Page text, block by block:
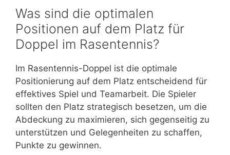
Was sind die optimalen
Positionen auf dem Platz für
Doppel im Rasentennis?
Im Rasentennis-Doppel ist die optimale
Positionierung auf dem Platz entscheidend für
effektives Spiel und Teamarbeit. Die Spieler
sollten den Platz strategisch besetzen, um die
Abdeckung zu maximieren, sich gegenseitig zu
unterstützen und Gelegenheiten zu schaffen,
Punkte zu gewinnen.